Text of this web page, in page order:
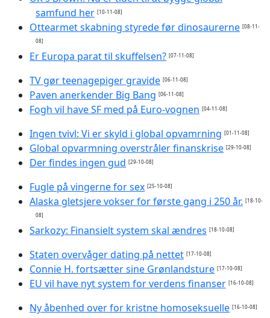
samfund her [10-11-08]
Ottearmet skabning styrede før dinosaurerne [08-11-
08]
Er Europa parat til skuffelsen? [07-11-08]
TV gør teenagepiger gravide [06-11-08]
Paven anerkender Big Bang [06-11-08]
Fogh vil have SF med på Euro-vognen [04-11-08]
Ingen tvivl: Vi er skyld i global opvamrning [01-11-08]
Global opvarmning overstråler finanskrise [29-10-08]
Der findes ingen gud [29-10-08]
Fugle på vingerne for sex [25-10-08]
Alaska gletsjere vokser for første gang i 250 år. [18-10-
08]
Sarkozy: Finansielt system skal ændres [18-10-08]
Staten overvåger dating på nettet [17-10-08]
Connie H. fortsætter sine Grønlandsture [17-10-08]
EU vil have nyt system for verdens finanser [16-10-08]
Ny åbenhed over for kristne homoseksuelle [16-10-08]